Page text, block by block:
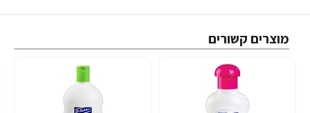
מוצרים קשורים